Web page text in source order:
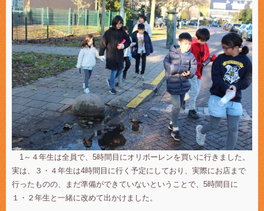
1～４年生は全員で、5時間目にオリボーレンを買いに行きました。
実は、３・４年生は4時間目に行く予定にしており、実際にお店まで
行ったものの、まだ準備ができていないということで、5時間目に
１・２年生と一緒に改めて出かけました。